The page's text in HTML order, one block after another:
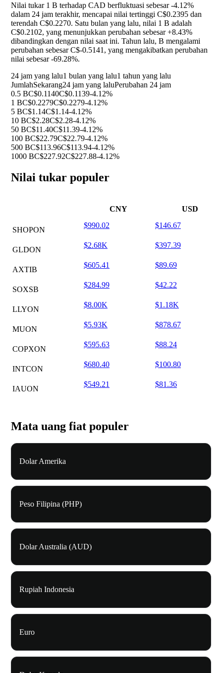
Nilai tukar 1 B terhadap CAD berfluktuasi sebesar-4.12%
dalam 24 jam terakhir, mencapai nilai tertinggi C$0.2395 dan
terendah C$0.2270. Satu bulan yang lalu, nilai 1 B adalah
C$0.2102, yang menunjukkan perubahan sebesar+8.43%
dibandingkan dengan nilai saat ini. Tahun lalu, B mengalami
perubahan sebesar C$-0.5141, yang mengakibatkan perubahan
nilai sebesar-69.28%.
24 jam yang lalu1 bulan yang lalu1 tahun yang lalu
JumlahSekarang24 jam yang laluPerubahan 24 jam
0.5 BC$0.1140C$0.1139-4.12%
1 BC$0.2279C$0.2279-4.12%
5 BC$1.14C$1.14-4.12%
10 BC$2.28C$2.28-4.12%
50 BC$11.40C$11.39-4.12%
100 BC$22.79C$22.79-4.12%
500 BC$113.96C$113.94-4.12%
1000 BC$227.92C$227.88-4.12%
Nilai tukar populer
CNY USD
SHOPON
$990.02 $146.67
GLDON
$2.68K $397.39
AXTIB
$605.41 $89.69
SOXSB
$284.99 $42.22
LLYON
$8.00K $1.18K
MUON
$5.93K $878.67
COPXON
$595.63 $88.24
INTCON
$680.40 $100.80
IAUON
$549.21 $81.36
Mata uang fiat populer
Dolar Amerika
Peso Filipina (PHP)
Dolar Australia (AUD)
Rupiah Indonesia
Euro